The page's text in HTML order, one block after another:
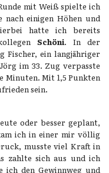
mit Weiß spielte ich
nach einigen Höhen und
hatte ich bereits
Schöni. In der
Fischer, ein langjähriger
im 33. Zug verpasste
Minuten. Mit 1,5 Punkten
sein.
oder besser geplant,
ich in einer mir völlig
musste viel Kraft in
zahlte sich aus und ich
ich den Gewinnweg und